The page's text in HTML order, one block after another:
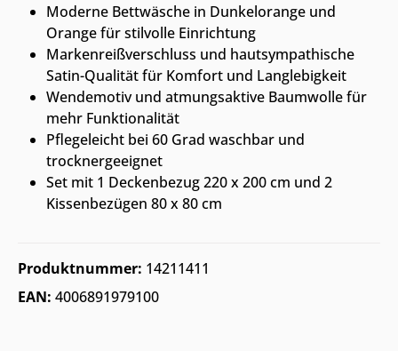
Moderne Bettwäsche in Dunkelorange und
Orange für stilvolle Einrichtung
Markenreißverschluss und hautsympathische
Satin-Qualität für Komfort und Langlebigkeit
Wendemotiv und atmungsaktive Baumwolle für
mehr Funktionalität
Pflegeleicht bei 60 Grad waschbar und
trocknergeeignet
Set mit 1 Deckenbezug 220 x 200 cm und 2
Kissenbezügen 80 x 80 cm
Produktnummer: 14211411
EAN: 4006891979100